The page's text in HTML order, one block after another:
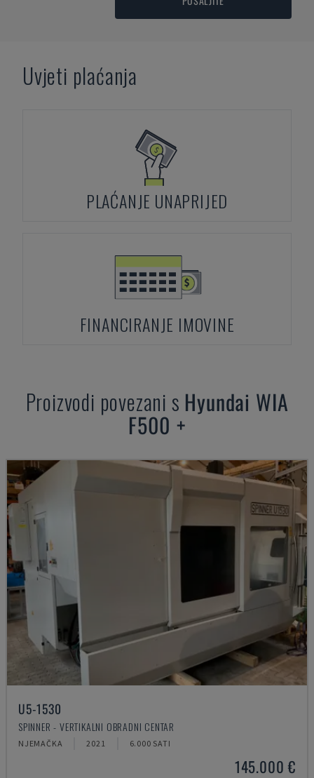
Uvjeti plaćanja
PLAĆANJE UNAPRIJED
FINANCIRANJE IMOVINE
Proizvodi povezani s Hyundai WIA
F500 +
U5-1530
SPINNER - VERTIKALNI OBRADNI CENTAR
NJEMAČKA 2021 6.000 SATI
145.000 €